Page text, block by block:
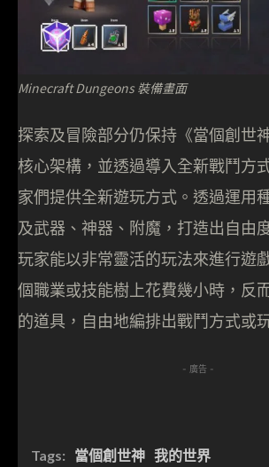
Minecraft Dungeons 裝備畫面
探索及冒險部分仍保持《當個創世
核心架構，並透過導入全新戰鬥方
家們提供全新遊玩方式。透過運用
及武器、神器、附魔，打造出自由
玩家能以非常靈活的玩法來進行遊
個職業或技能樹上花費幾小時，反
的道具，自由地編排出戰鬥方式或
- 廣告 -
Tags: 當個創世神 我的世界